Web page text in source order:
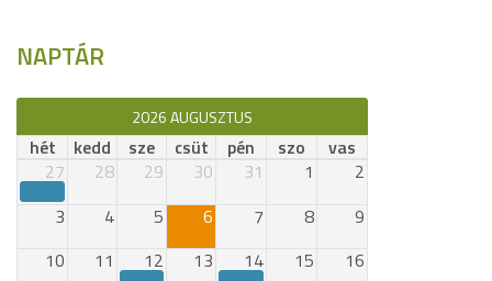
NAPTÁR
2026 AUGUSZTUS
hét kedd sze csüt pén szo
vas
27
28 29 30 31 1
2
3
4 5 6 7 8
9
10
11 12 13 14 15
16